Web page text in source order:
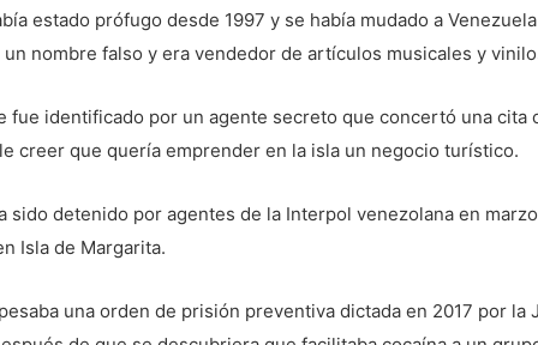
estado prófugo desde 1997 y se había mudado a
un nombre falso y era vendedor de artículos musicales y
fue identificado por un agente secreto que concertó una cita
creer que quería emprender en la isla un negocio turístico.
sido detenido por agentes de la Interpol venezolana en
Isla de Margarita.
una orden de prisión preventiva dictada en 2017 por la